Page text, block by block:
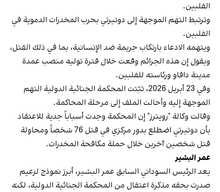
الفلبين.
وترتبط التهم الموجهة إلى دوتيرتي بحرب المخدرات الدموية في
الفلبين.
ويتهمه الادعاء بارتكاب جريمة ضد الإنسانية، بما في ذلك القتل،
ويقول إن هذه الجرائم وقعت خلال فترة توليه منصب عمدة
مدينة دافاو ورئاسته للفلبين.
وفي 23 أبريل 2026، ثبّتت المحكمة الجنائية الدولية التهم
الموجهة إليه وأحالت الملف إلى مرحلة المحاكمة.
وقالت وكالة "رويترز" إن المحكمة وجدت أسباباً جدية للاعتقاد
بأن دوتيرتي اضطلع بدور مركزي في قتل 76 شخصاً ومحاولة
قتل شخصين آخرين خلال حملة مكافحة المخدرات.
عمر البشير
يعد الرئيس السوداني السابق عمر البشير، أبرز نموذج لزعيم
صدرت بحقه مذكرة اعتقال من المحكمة الجنائية الدولية، لكنه